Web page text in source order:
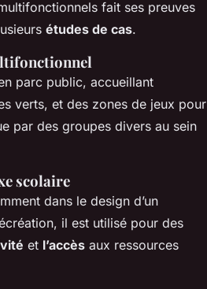
fait ses preuves
études de cas.
parc public, accueillant
verts, et des zones de jeux pour
par des groupes divers au sein
scolaire
dans le design d’un
il est utilisé pour des
et l’accès aux ressources